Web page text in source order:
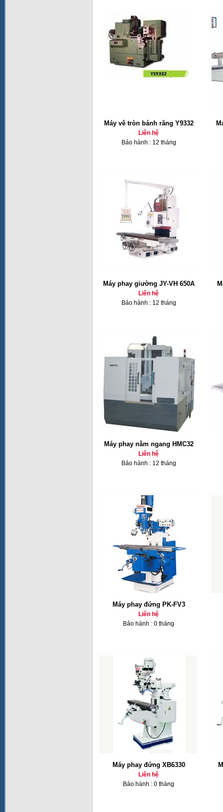
Máy vê tròn bánh răng Y9332
Liên hệ
Bảo hành : 12 tháng
Máy phay giường JY-VH 650A
Liên hệ
Bảo hành : 12 tháng
Máy phay nằm ngang HMC32
Liên hệ
Bảo hành : 12 tháng
Máy phay đứng PK-FV3
Liên hệ
Bảo hành : 0 tháng
Máy phay đứng XB6330
Liên hệ
Bảo hành : 0 tháng